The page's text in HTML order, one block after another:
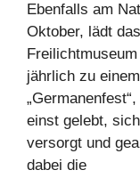
Ebenfalls am
Oktober, lädt das
jährlich zu einem
einst gelebt, sich
versorgt und
dabei die